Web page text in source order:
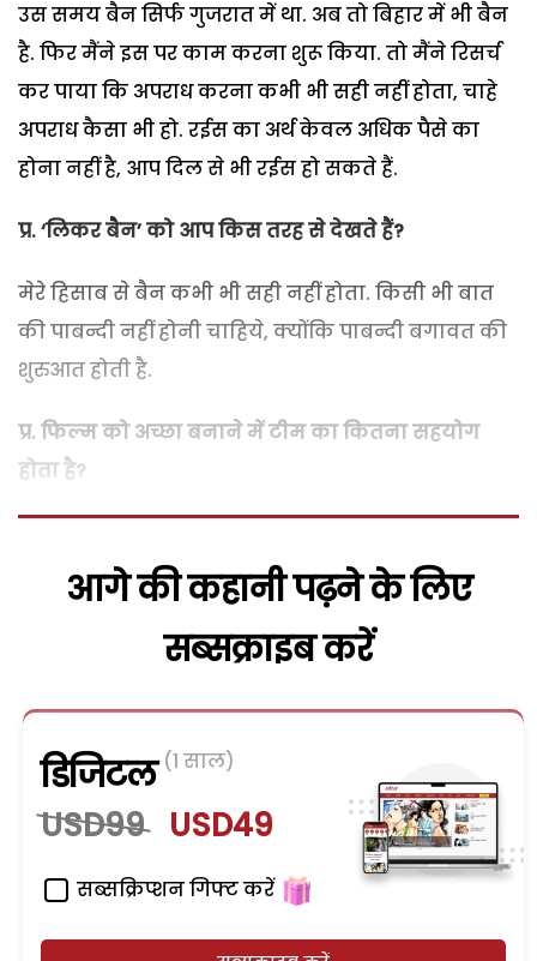
उस समय बैन सिर्फ गुजरात में था. अब तो बिहार में भी बैन
है. फिर मैंने इस पर काम करना शुरू किया. तो मैंने रिसर्च
कर पाया कि अपराध करना कभी भी सही नहीं होता, चाहे
अपराध कैसा भी हो. रईस का अर्थ केवल अधिक पैसे का
होना नहीं है, आप दिल से भी रईस हो सकते हैं.
प्र.‘लिकर बैन’ को आप किस तरह से देखते हैं?
मेरे हिसाब से बैन कभी भी सही नहीं होता. किसी भी बात
की पाबन्दी नहीं होनी चाहिये, क्योंकि पाबन्दी बगावत की
शुरुआत होती है.
प्र. फिल्म को अच्छा बनाने में टीम का कितना सहयोग
होता है?
आगे की कहानी पढ़ने के लिए
सब्सक्राइब करें
डिजिटल (1 साल)
USD99 USD49
सब्सक्रिप्शन गिफ्ट करें